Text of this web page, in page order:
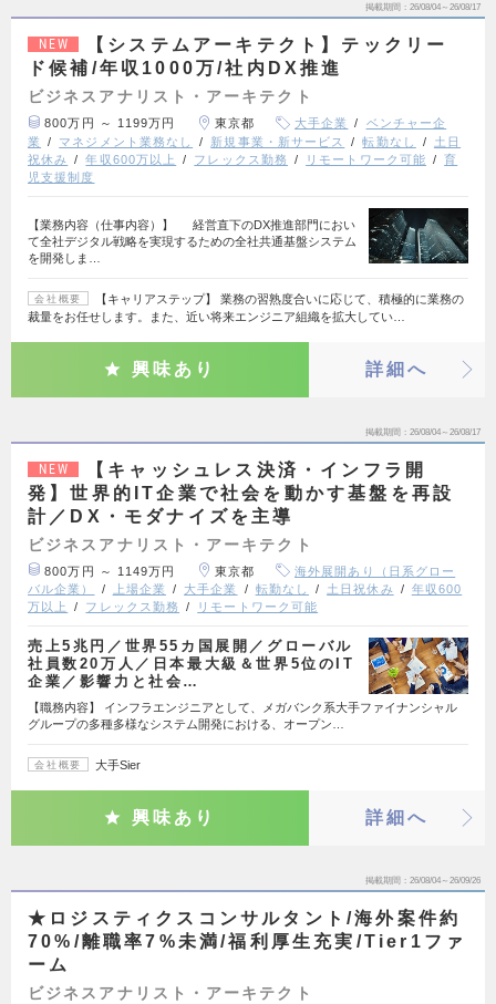
掲載期間 26/08/04～26/08/17
NEW
【システムアーキテクト】テックリー
ド候補/年収1000万/社内DX推進
ビジネスアナリスト・アーキテクト
800万円 ～ 1199万円 東京都 大手企業
ベンチャー企
業
マネジメント業務なし 新規事業・新サービス 転勤なし
土日
祝休み
年収600万以上 フレックス勤務 リモートワーク可能
育
児支援制度
【業務内容（仕事内容）】 経営直下のDX推進部門におい
て全社デジタル戦略を実現するための全社共通基盤システム
を開発しま…
会社概要
【キャリアステップ】 業務の習熟度合いに応じて、積極的に業務の
裁量をお任せします。また、近い将来エンジニア組織を拡大してい…
興味あり 詳細へ
掲載期間 26/08/04～26/08/17
NEW
【キャッシュレス決済・インフラ開
発】世界的IT企業で社会を動かす基盤を再設
計／DX・モダナイズを主導
ビジネスアナリスト・アーキテクト
800万円 ～ 1149万円 東京都
海外展開あり（日系グロー
バル企業）
上場企業 大手企業 転勤なし 土日祝休み
年収600
万以上
フレックス勤務 リモートワーク可能
売上5兆円／世界55カ国展開／グローバル
社員数20万人／日本最大級＆世界5位のIT
企業／影響力と社会…
【職務内容】 インフラエンジニアとして、メガバンク系大手ファイナンシャル
グループの多種多様なシステム開発における、オープン…
会社概要 大手Sier
興味あり 詳細へ
掲載期間 26/08/04～26/09/26
★ロジスティクスコンサルタント/海外案件約
70%/離職率7%未満/福利厚生充実/Tier1ファ
ーム
ビジネスアナリスト・アーキテクト